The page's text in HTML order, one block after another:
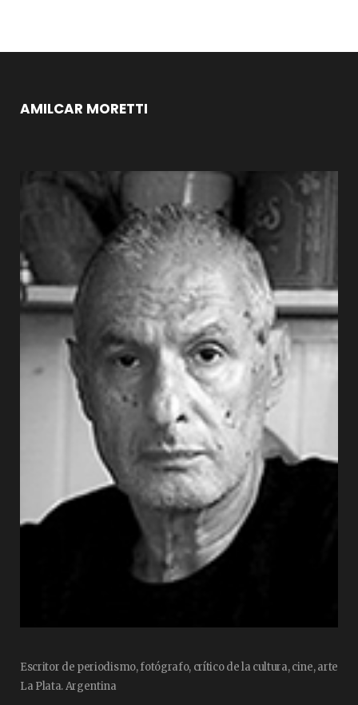
AMILCAR MORETTI
Escritor de periodismo, fotógrafo, crítico de la cultura, cine, arte
La Plata. Argentina